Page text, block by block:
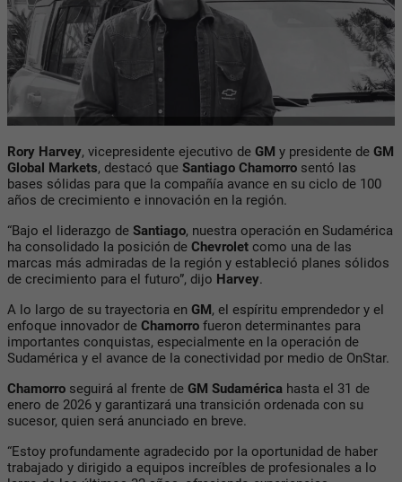
Rory Harvey, vicepresidente ejecutivo de GM y presidente de GM
Global Markets, destacó que Santiago Chamorro sentó las
bases sólidas para que la compañía avance en su ciclo de 100
años de crecimiento e innovación en la región.
“Bajo el liderazgo de Santiago, nuestra operación en Sudamérica
ha consolidado la posición de Chevrolet como una de las
marcas más admiradas de la región y estableció planes sólidos
de crecimiento para el futuro”, dijo Harvey.
A lo largo de su trayectoria en GM, el espíritu emprendedor y el
enfoque innovador de Chamorro fueron determinantes para
importantes conquistas, especialmente en la operación de
Sudamérica y el avance de la conectividad por medio de OnStar.
Chamorro seguirá al frente de GM Sudamérica hasta el 31 de
enero de 2026 y garantizará una transición ordenada con su
sucesor, quien será anunciado en breve.
“Estoy profundamente agradecido por la oportunidad de haber
trabajado y dirigido a equipos increíbles de profesionales a lo